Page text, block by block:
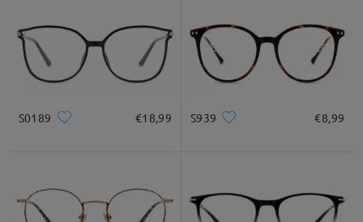
S0189 €18,99 S939 €8,99